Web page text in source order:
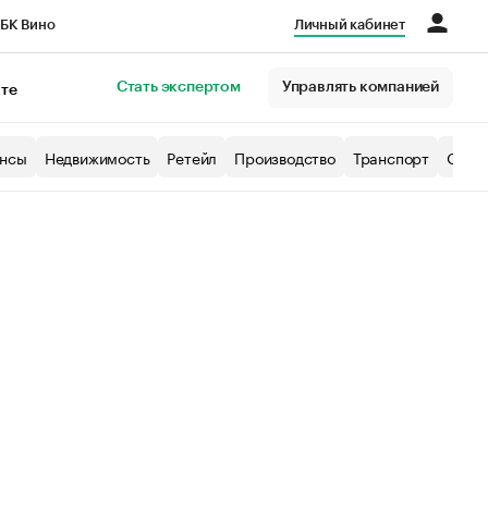
Вино Личный кабинет
Стать экспертом Управлять компанией
Недвижимость Ретейл Производство Транспорт